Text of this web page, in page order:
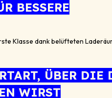
BESSERE
Klasse dank belüfteten
ÜBER DIE
WIRST